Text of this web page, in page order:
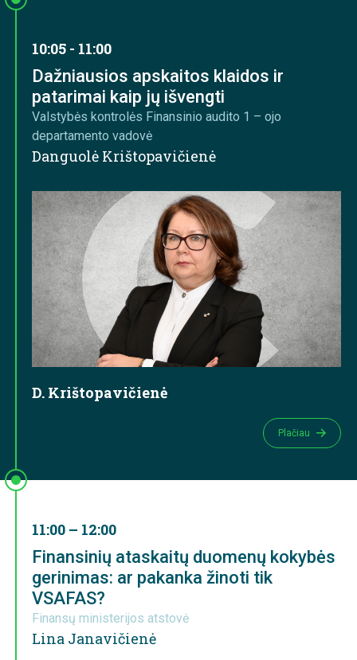
10:05 - 11:00
Dažniausios apskaitos klaidos ir
patarimai kaip jų išvengti
Valstybės kontrolės Finansinio audito 1 – ojo
departamento vadovė
Danguolė Krištopavičienė
D. Krištopavičienė
Plačiau
11:00 – 12:00
Finansinių ataskaitų duomenų kokybės
gerinimas: ar pakanka žinoti tik
VSAFAS?
Finansų ministerijos atstovė
Lina Janavičienė